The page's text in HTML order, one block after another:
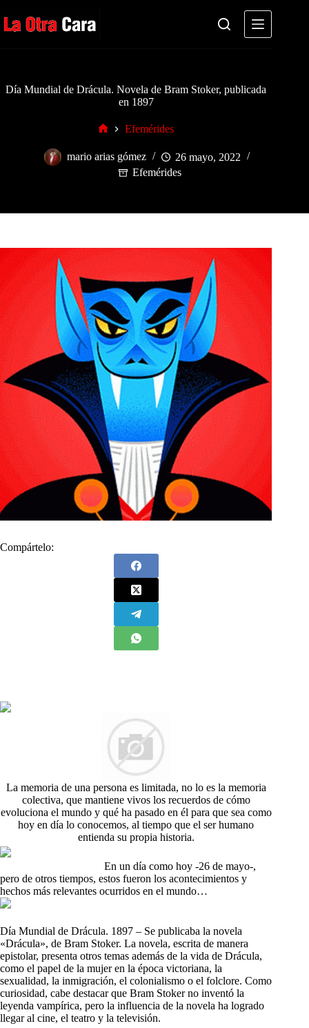
al
contenido
Día Mundial de Drácula. Novela de Bram Stoker, publicada
en 1897
Efemérides
mario arias gómez
26 mayo, 2022
Efemérides
Compártelo:
La memoria de una persona es limitada, no lo es la memoria
colectiva, que mantiene vivos los recuerdos de cómo
evoluciona el mundo y qué ha pasado en él para que sea como
hoy en día lo conocemos, al tiempo que el ser humano
entienda su propia historia.
En un día como hoy -26 de mayo-,
pero de otros tiempos, estos fueron los acontecimientos y
hechos más relevantes ocurridos en el mundo…
Día Mundial de Drácula. 1897 – Se publicaba la novela
«Drácula», de Bram Stoker. La novela, escrita de manera
epistolar, presenta otros temas además de la vida de Drácula,
como el papel de la mujer en la época victoriana, la
sexualidad, la inmigración, el colonialismo o el folclore. Como
curiosidad, cabe destacar que Bram Stoker no inventó la
leyenda vampírica, pero la influencia de la novela ha logrado
llegar al cine, el teatro y la televisión.